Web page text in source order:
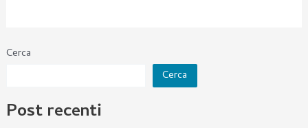
Cerca
Cerca
Post recenti